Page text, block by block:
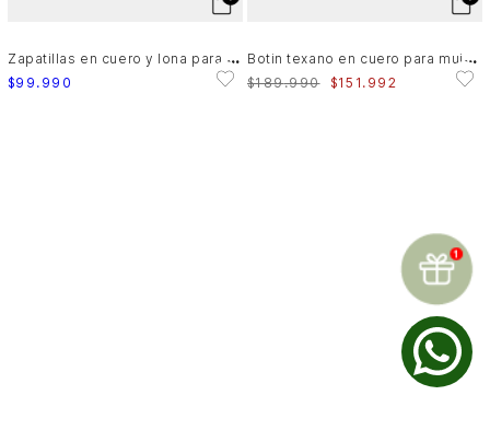
Z
apatillas en cuero y lona para mujer Ocaso 2
$99 . 990
B
otin texano en cuero para mujer Isla
$189.990 $151 . 992